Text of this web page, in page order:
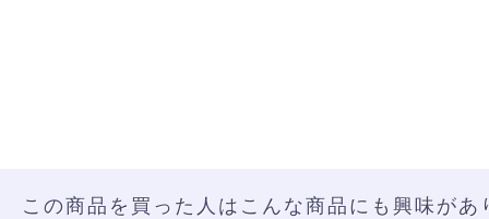
この商品を買った人はこんな商品にも興味があ